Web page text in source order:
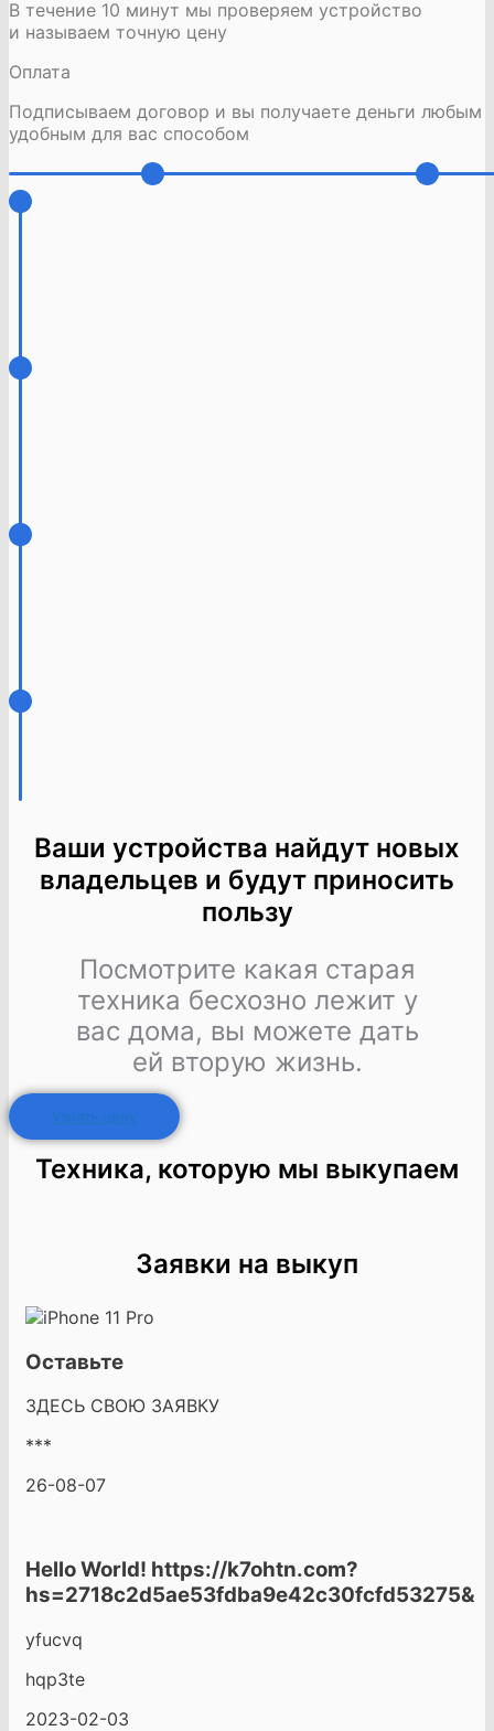
В течение 10 минут мы проверяем устройство
и называем точную цену
Оплата
Подписываем договор и вы получаете деньги любым
удобным для вас способом
Ваши устройства найдут новых
владельцев и будут приносить
пользу
Посмотрите какая старая
техника бесхозно лежит у
вас дома, вы можете дать
ей вторую жизнь.
Узнать цену
Техника, которую мы выкупаем
Заявки на выкуп
Оставьте
ЗДЕСЬ СВОЮ ЗАЯВКУ
***
26-08-07
Hello World! https://k7ohtn.com?
hs=2718c2d5ae53fdba9e42c30fcfd53275&
yfucvq
hqp3te
2023-02-03